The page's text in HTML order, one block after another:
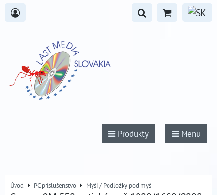
Produkty Menu
Úvod PC príslušenstvo Myši / Podložky pod myš